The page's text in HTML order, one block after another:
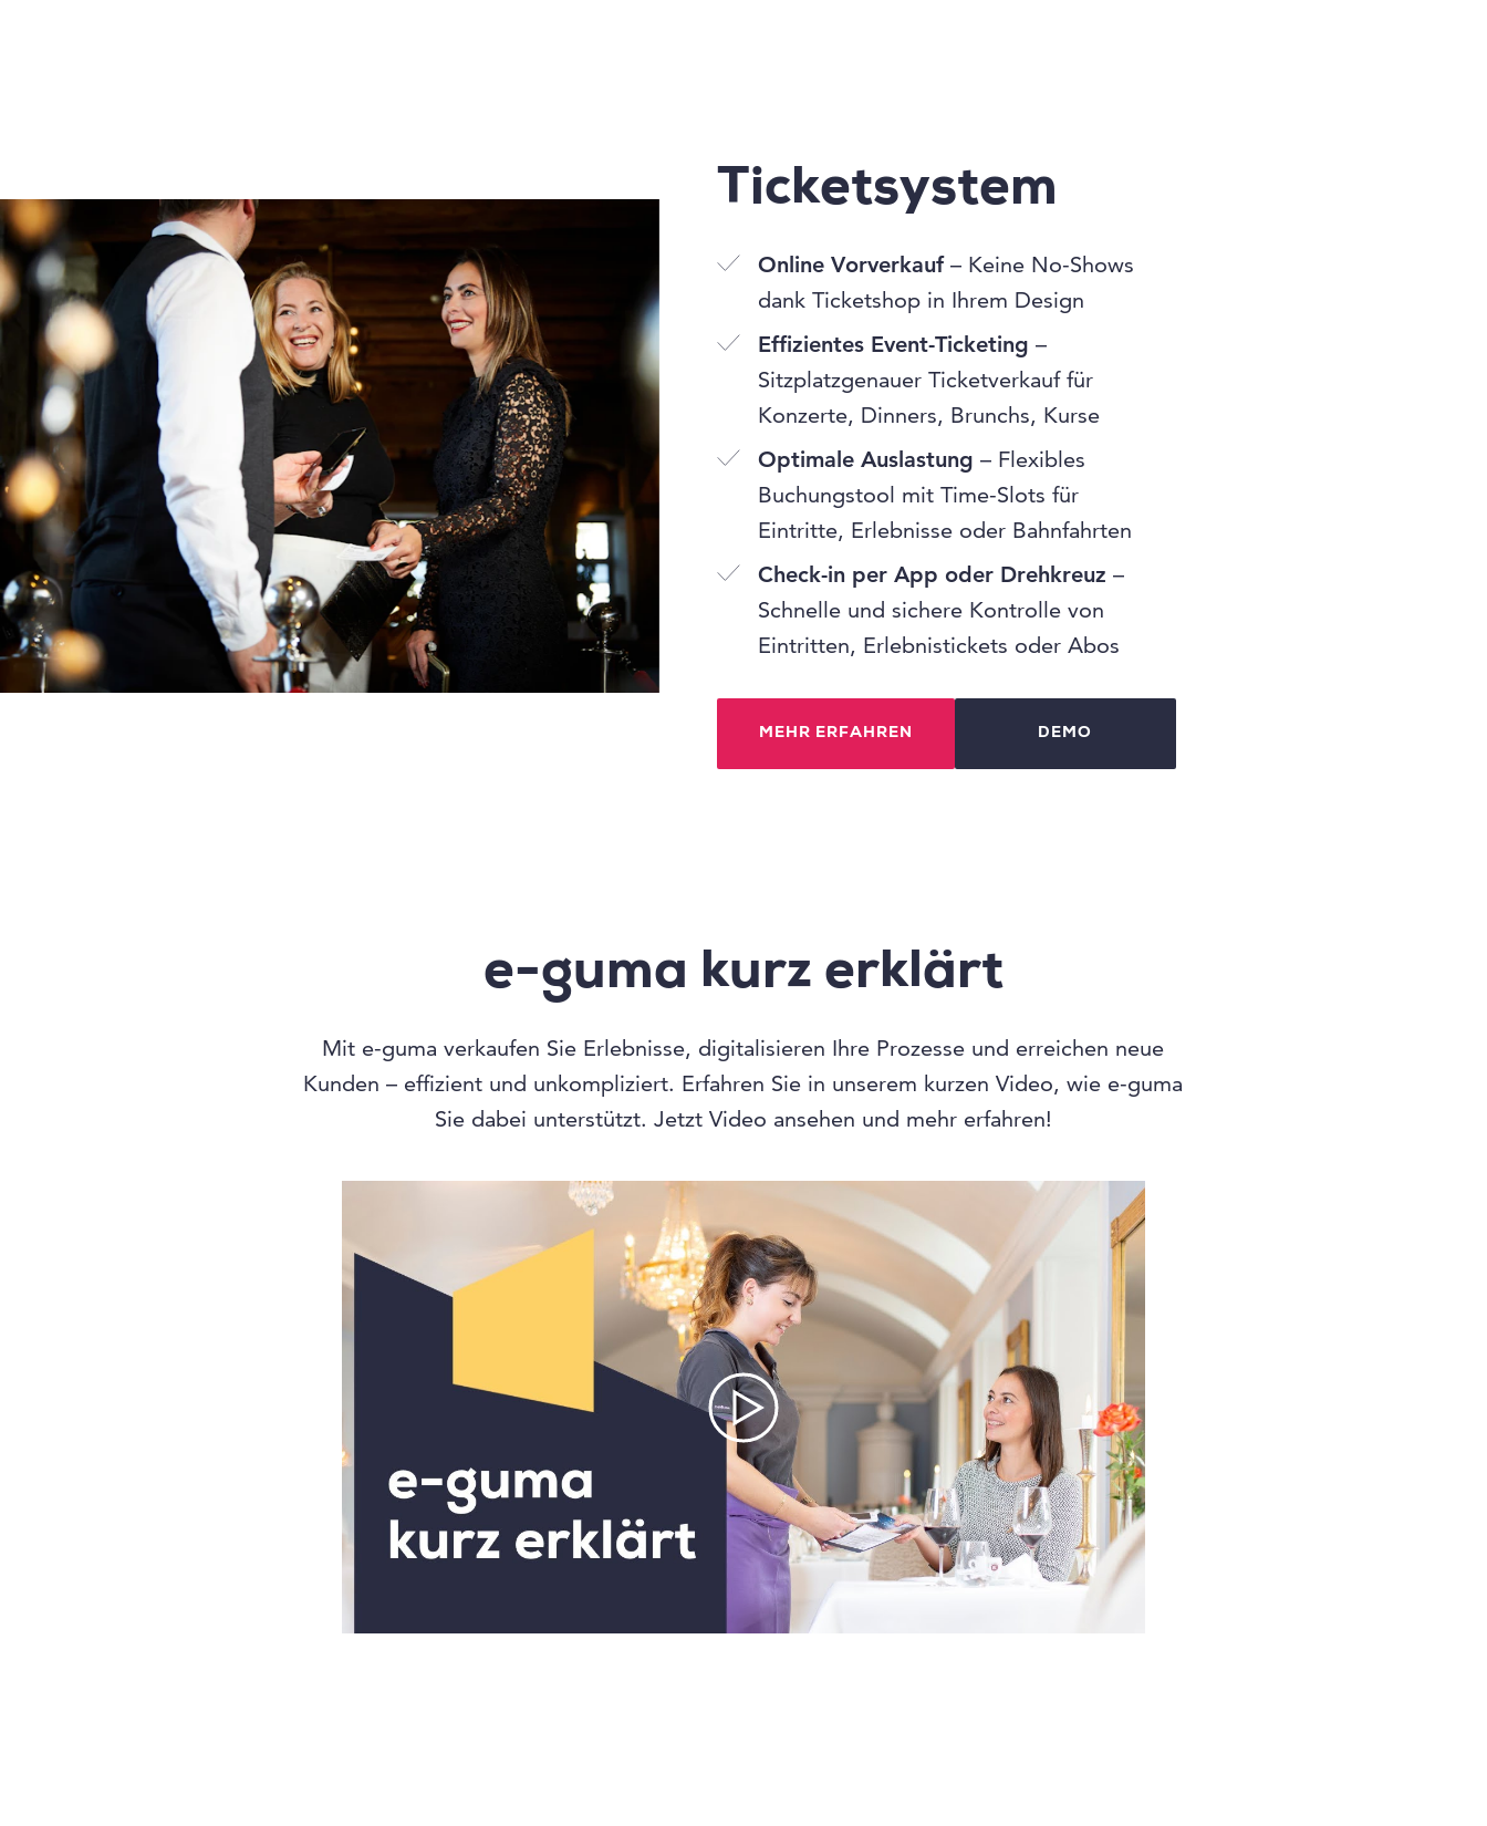
Ticketsystem
Online Vorverkauf– Keine No-Shows
dank Ticketshop in Ihrem Design
Effizientes Event-Ticketing –
Sitzplatzgenauer Ticketverkauf für
Konzerte, Dinners, Brunchs, Kurse
Optimale Auslastung – Flexibles
Buchungstool mit Time-Slots für
Eintritte, Erlebnisse oder Bahnfahrten
Check-in per App oder Drehkreuz –
Schnelle und sichere Kontrolle von
Eintritten, Erlebnistickets oder Abos
MEHR ERFAHREN DEMO
e-guma kurz erklärt
Mit e-guma verkaufen Sie Erlebnisse, digitalisieren Ihre Prozesse und erreichen neue
Kunden – effizient und unkompliziert. Erfahren Sie in unserem kurzen Video, wie e-guma
Sie dabei unterstützt. Jetzt Video ansehen und mehr erfahren!